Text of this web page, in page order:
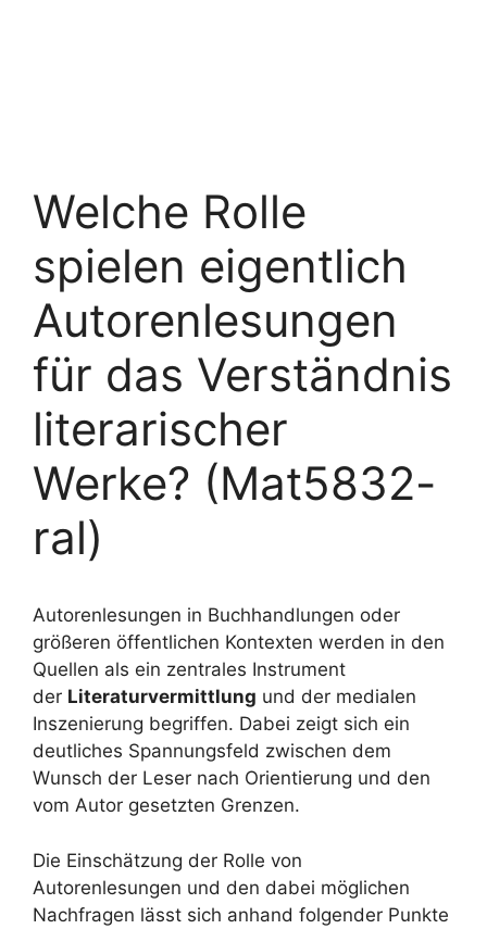
Welche Rolle
spielen eigentlich
Autorenlesungen
für das Verständnis
literarischer
Werke? (Mat5832-
ral)
Autorenlesungen in Buchhandlungen oder
größeren öffentlichen Kontexten werden in den
Quellen als ein zentrales Instrument
der Literaturvermittlung und der medialen
Inszenierung begriffen. Dabei zeigt sich ein
deutliches Spannungsfeld zwischen dem
Wunsch der Leser nach Orientierung und den
vom Autor gesetzten Grenzen.
Die Einschätzung der Rolle von
Autorenlesungen und den dabei möglichen
Nachfragen lässt sich anhand folgender Punkte